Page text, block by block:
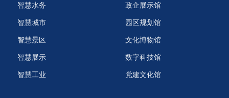
智慧水务
智慧城市
智慧景区
智慧展示
智慧工业
政企展示馆
园区规划馆
文化博物馆
数字科技馆
党建文化馆